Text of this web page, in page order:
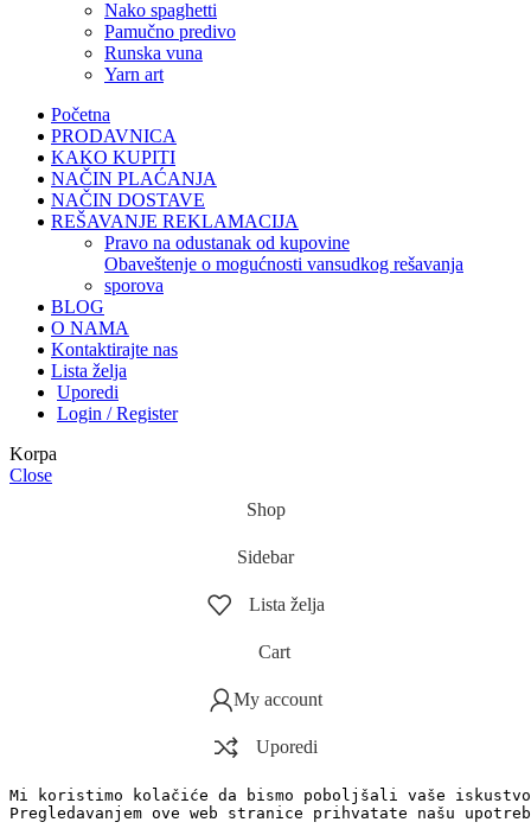
nako spaghetti
pamučno predivo
runska vuna
yarn art
Početna
PRODAVNICA
KAKO KUPITI
NAČIN PLAĆANJA
NAČIN DOSTAVE
REŠAVANJE REKLAMACIJA
pravo na odustanak od kupovine
obaveštenje o mogućnosti vansudkog rešavanja
sporova
BLOG
O NAMA
Kontaktirajte nas
Lista želja
Uporedi
Login / Register
Korpa
Close
Shop
Sidebar
Lista želja
Cart
My account
Uporedi
Mi koristimo kolačiće da bismo poboljšali vaše
Pregledavanjem ove web stranice prihvatate našu